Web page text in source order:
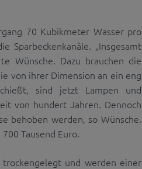
70 Kubikmeter Wasser pro
Sparbeckenkanäle. „Insgesamt
Wünsche. Dazu brauchen die
von ihrer Dimension an ein eng
sind jetzt Lampen und
von hundert Jahren. Dennoch
behoben werden, so Wünsche.
Tausend Euro.
und werden einer